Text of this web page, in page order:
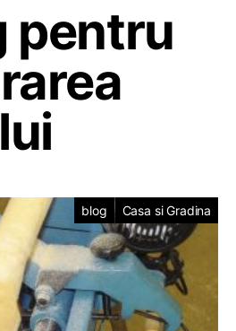
pentru
blog Casa si Gradina